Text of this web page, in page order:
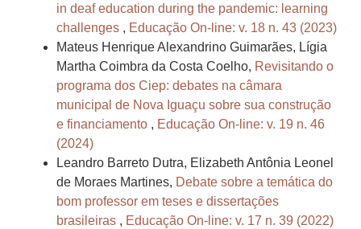
in deaf education during the pandemic: learning
challenges , Educação On-line: v. 18 n. 43 (2023)
Mateus Henrique Alexandrino Guimarães, Lígia
Martha Coimbra da Costa Coelho, Revisitando o
programa dos Ciep: debates na câmara
municipal de Nova Iguaçu sobre sua construção
e financiamento , Educação On-line: v. 19 n. 46
(2024)
Leandro Barreto Dutra, Elizabeth Antônia Leonel
de Moraes Martines, Debate sobre a temática do
bom professor em teses e dissertações
brasileiras , Educação On-line: v. 17 n. 39 (2022)